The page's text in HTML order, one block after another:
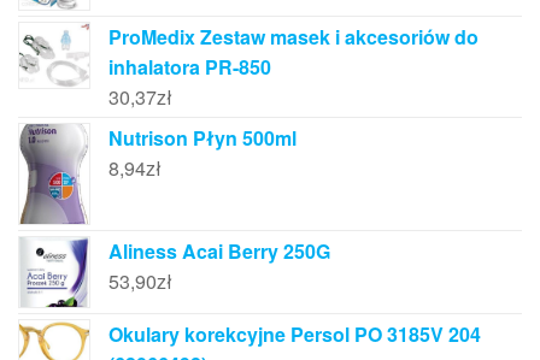
ProMedix Zestaw masek i akcesoriów do
inhalatora PR-850
30,37zł
Nutrison Płyn 500ml
8,94zł
Aliness Acai Berry 250G
53,90zł
Okulary korekcyjne Persol PO 3185V 204